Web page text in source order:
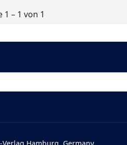
1 – 1 von 1